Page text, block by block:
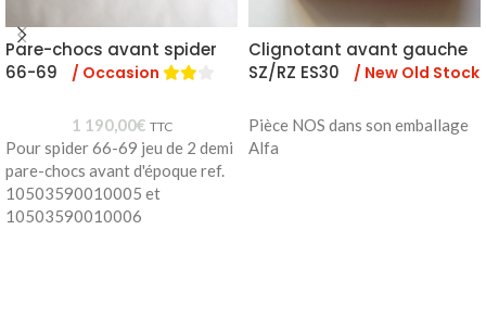
Pare-chocs avant spider
66-69
/ Occasion
1 190,00€ TTC
Pour spider 66-69 jeu de 2 demi
pare-chocs avant d'époque ref.
10503590010005 et
10503590010006
Clignotant avant gauche
SZ/RZ ES30
/ New Old Stock
Pièce NOS dans son emballage
Alfa